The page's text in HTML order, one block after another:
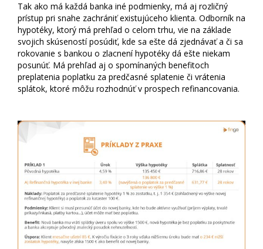
Tak ako má každá banka iné podmienky, má aj rozličný
prístup pri snahe zachrániť existujúceho klienta. Odborník na
hypotéky, ktorý má prehľad o celom trhu, vie na základe
svojich skúseností posúdiť, kde sa ešte dá zjednávať a či sa
rokovanie s bankou o zlacnení hypotéky dá ešte niekam
posunúť. Má prehľad aj o spomínaných benefitoch
preplatenia poplatku za predčasné splatenie či vrátenia
splátok, ktoré môžu rozhodnúť v prospech refinancovania.